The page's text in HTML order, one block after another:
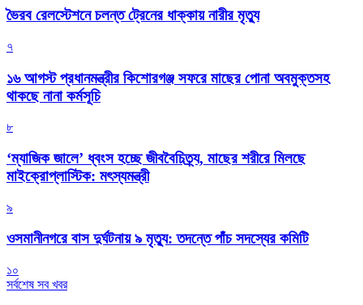
ভৈরব রেলস্টেশনে চলন্ত ট্রেনের ধাক্কায় নারীর মৃত্যু
৭
১৬ আগস্ট প্রধানমন্ত্রীর কিশোরগঞ্জ সফরে মাছের পোনা অবমুক্তসহ
থাকছে নানা কর্মসূচি
৮
‘ম্যাজিক জালে’ ধ্বংস হচ্ছে জীববৈচিত্র্য, মাছের শরীরে মিলছে
মাইক্রোপ্লাস্টিক: মৎস্যমন্ত্রী
৯
ওসমানীনগরে বাস দুর্ঘটনায় ৯ মৃত্যু: তদন্তে পাঁচ সদস্যের কমিটি
১০
সর্বশেষ সব খবর